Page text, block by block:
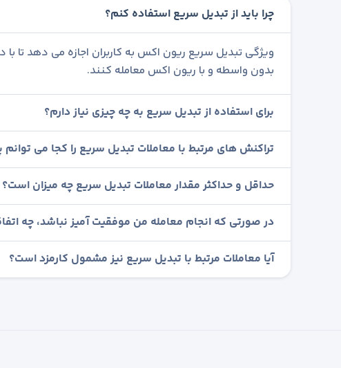
چرا باید از تبدیل سریع استفاده کنم؟
ویژگی تبدیل سریع ریون اکس به کاربران اجازه می دهد تا
بدون واسطه و با ریون اکس معامله کنند.
برای استفاده از تبدیل سریع به چه چیزی نیاز دارم؟
تراکنش های مرتبط با معاملات تبدیل سریع را کجا می توانم
حداقل و حداکثر مقدار معاملات تبدیل سریع چه میزان است؟
در صورتی که انجام معامله من موفقیت آمیز نباشد، چه
آیا معاملات مرتبط با تبدیل سریع نیز مشمول کارمزد است؟